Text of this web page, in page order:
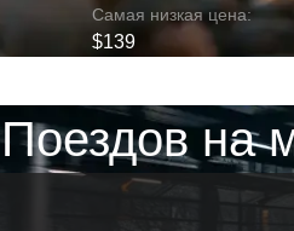
Самая низкая цена:
$139
Поездов на